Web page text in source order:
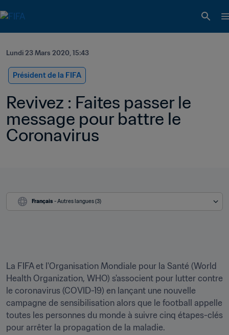
Lundi 23 Mars 2020, 15:43
Président de la FIFA
Revivez : Faites passer le
message pour battre le
Coronavirus
Français - Autres langues (3)
La FIFA et l'Organisation Mondiale pour la Santé (World
Health Organization, WHO) s'associent pour lutter contre
le coronavirus (COVID-19) en lançant une nouvelle
campagne de sensibilisation alors que le football appelle
toutes les personnes du monde à suivre cinq étapes-clés
pour arrêter la propagation de la maladie.